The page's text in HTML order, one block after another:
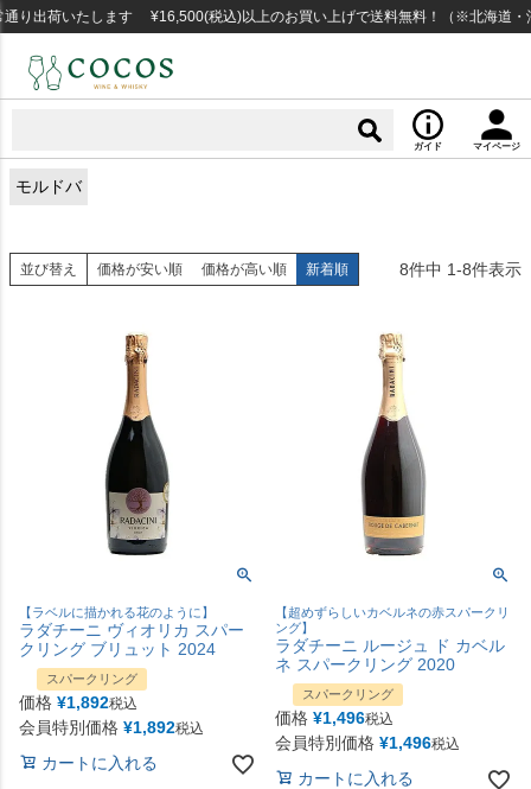
出荷いたします ¥16,500(税込)以上のお買い上げで送料無料！（※北海道・沖
ガイド マイページ
モルドバ
並び替え 価格が安い順 価格が高い順 新着順 8件中 1-8件表示
【ラベルに描かれる花のように】
ラダチーニ ヴィオリカ スパー
クリング ブリュット 2024
スパークリング
価格 ¥1,892税込
会員特別価格 ¥1,892税込
カートに入れる
【超めずらしいカベルネの赤スパークリ
ング】
ラダチーニ ルージュ ド カベル
ネ スパークリング 2020
スパークリング
価格 ¥1,496税込
会員特別価格 ¥1,496税込
カートに入れる